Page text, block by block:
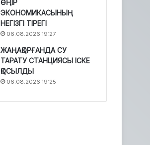
ӨҢІР
ЭКОНОМИКАСЫНЫҢ
НЕГІЗГІ ТІРЕГІ
06.08.2026 19:27
ЖАҢАҚОРҒАНДА СУ
ТАРАТУ СТАНЦИЯСЫ ІСКЕ
ҚОСЫЛДЫ
06.08.2026 19:25